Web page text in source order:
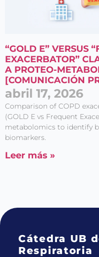
“GOLD E” VERSUS
EXACERBATOR”
A PROTEO-
[COMUNICACIÓN
abril 17, 2026
Comparison of COPD
(GOLD E vs Frequent
metabolomics to identify
biomarkers.
Leer más »
Cátedra UB
Respiratoria